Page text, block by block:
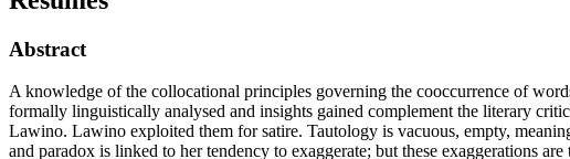
Abstract
A knowledge of the collocational principles governing the cooccurrence of
formally linguistically analysed and insights gained complement the literary
Lawino. Lawino exploited them for satire. Tautology is vacuous, empty,
and paradox is linked to her tendency to exaggerate; but these exaggerations